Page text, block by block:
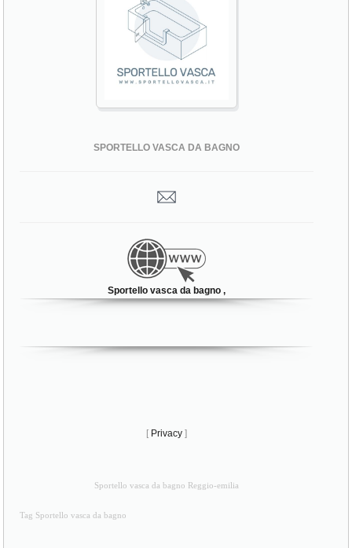
SPORTELLO VASCA DA BAGNO
Sportello vasca da bagno ,
[ Privacy ]
Sportello vasca da bagno Reggio-emilia
Tag Sportello vasca da bagno